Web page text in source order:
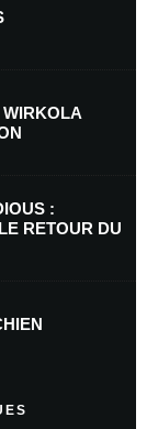
le navigateur pour
sont
:
RETOUR DU